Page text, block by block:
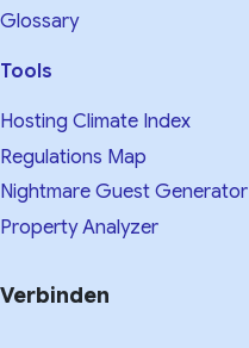
Glossary
Tools
Hosting Climate Index
Regulations Map
Nightmare Guest Generator
Property Analyzer
Verbinden